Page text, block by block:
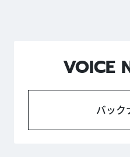
VOICE
バック